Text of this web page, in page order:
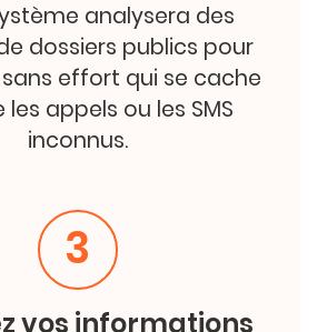
analysera des
dossiers publics pour
effort qui se cache
les appels ou les SMS
inconnus.
3
vos informations